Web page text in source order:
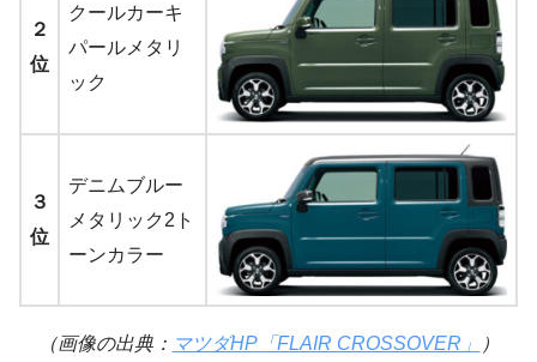
２
位
クールカーキ
パールメタリ
ック
３
位
デニムブルー
メタリック2ト
ーンカラー
（画像の出典： マツダHP「FLAIR CROSSOVER」 ）